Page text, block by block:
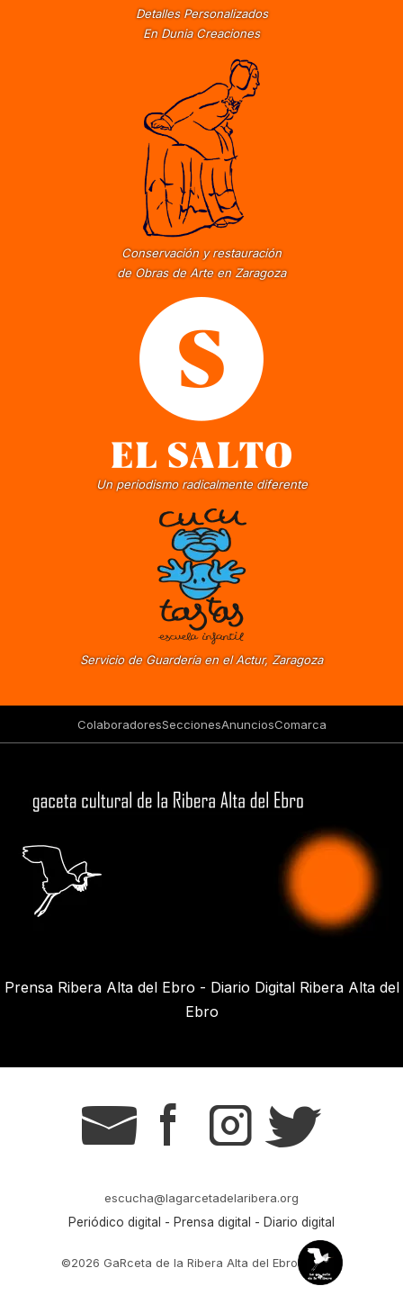
Detalles Personalizados
En Dunia Creaciones
Conservación y restauración
de Obras de Arte en Zaragoza
Un periodismo radicalmente diferente
Servicio de Guardería en el Actur, Zaragoza
ColaboradoresSeccionesAnunciosComarca
Prensa Ribera Alta del Ebro - Diario Digital Ribera Alta del
Ebro
g s t r
escucha@lagarcetadelaribera.org
Periódico digital - Prensa digital - Diario digital
©2026 GaRceta de la Ribera Alta del Ebro